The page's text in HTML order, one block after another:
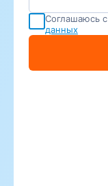
Соглашаюсь с
данных